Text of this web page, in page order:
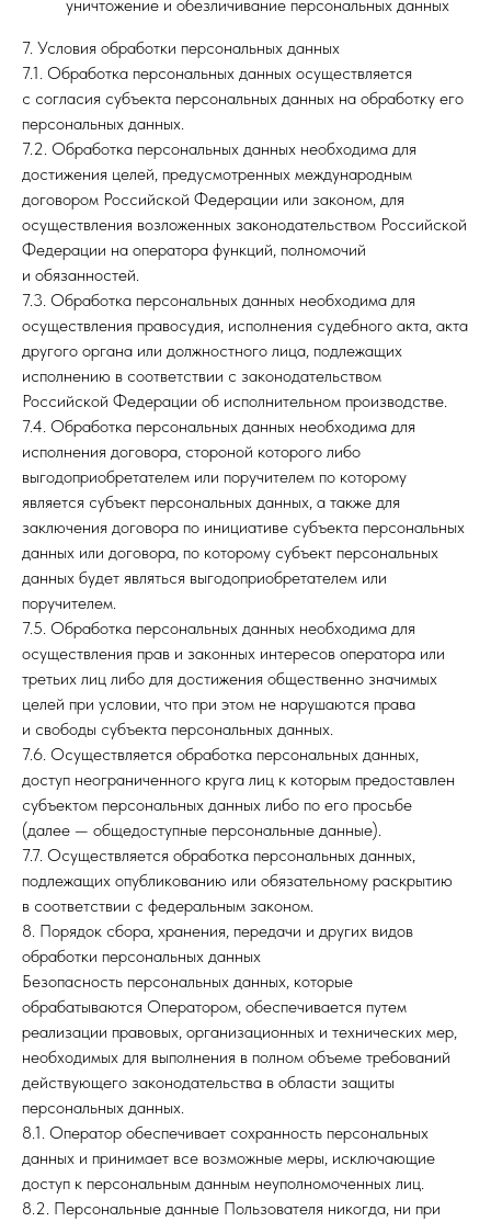
уничтожение и обезличивание персональных данных
7. Условия обработки персональных данных
7.1. Обработка персональных данных осуществляется
с согласия субъекта персональных данных на обработку его
персональных данных.
7.2. Обработка персональных данных необходима для
достижения целей, предусмотренных международным
договором Российской Федерации или законом, для
осуществления возложенных законодательством Российской
Федерации на оператора функций, полномочий
и обязанностей.
7.3. Обработка персональных данных необходима для
осуществления правосудия, исполнения судебного акта, акта
другого органа или должностного лица, подлежащих
исполнению в соответствии с законодательством
Российской Федерации об исполнительном производстве.
7.4. Обработка персональных данных необходима для
исполнения договора, стороной которого либо
выгодоприобретателем или поручителем по которому
является субъект персональных данных, а также для
заключения договора по инициативе субъекта персональных
данных или договора, по которому субъект персональных
данных будет являться выгодоприобретателем или
поручителем.
7.5. Обработка персональных данных необходима для
осуществления прав и законных интересов оператора или
третьих лиц либо для достижения общественно значимых
целей при условии, что при этом не нарушаются права
и свободы субъекта персональных данных.
7.6. Осуществляется обработка персональных данных,
доступ неограниченного круга лиц к которым предоставлен
субъектом персональных данных либо по его просьбе
(далее — общедоступные персональные данные).
7.7. Осуществляется обработка персональных данных,
подлежащих опубликованию или обязательному раскрытию
в соответствии с федеральным законом.
8. Порядок сбора, хранения, передачи и других видов
обработки персональных данных
Безопасность персональных данных, которые
обрабатываются Оператором, обеспечивается путем
реализации правовых, организационных и технических мер,
необходимых для выполнения в полном объеме требований
действующего законодательства в области защиты
персональных данных.
8.1. Оператор обеспечивает сохранность персональных
данных и принимает все возможные меры, исключающие
доступ к персональным данным неуполномоченных лиц.
8.2. Персональные данные Пользователя никогда, ни при